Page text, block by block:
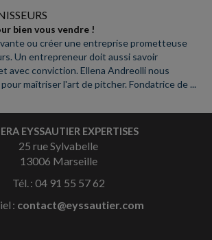
bien vous vendre !
ou créer une entreprise prometteuse
Un entrepreneur doit aussi savoir
avec conviction. Ellena Andreolli nous
maîtriser l'art de pitcher. Fondatrice de ...
EYSSAUTIER EXPERTISES
25 rue Sylvabelle
13006 Marseille
Tél. : 04 91 55 57 62
: contact@eyssautier.com